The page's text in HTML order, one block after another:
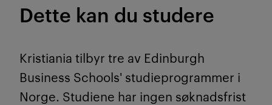
Dette kan du studere
Kristiania tilbyr tre av Edinburgh
Business Schools' studieprogrammer i
Norge. Studiene har ingen søknadsfrist